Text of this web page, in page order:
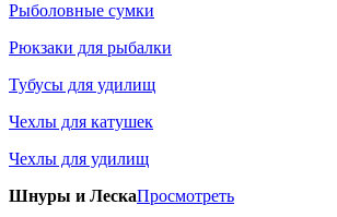
Рыболовные сумки
Рюкзаки для рыбалки
Тубусы для удилищ
Чехлы для катушек
Чехлы для удилищ
Шнуры и ЛескаПросмотреть